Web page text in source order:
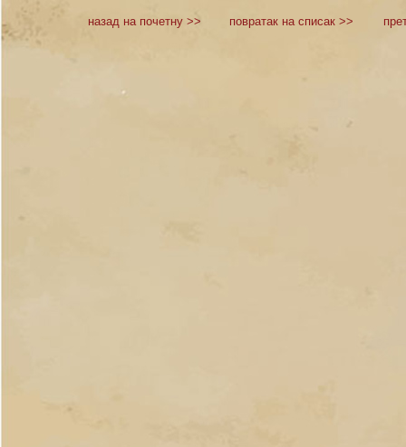
назад на почетну >> повратак на списак >>